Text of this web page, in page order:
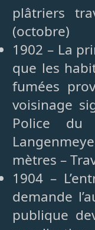
plâtriers
(octobre)
1902 – La
que les
fumées
voisinage
Police du
mètres –
1904 –
demande
publique